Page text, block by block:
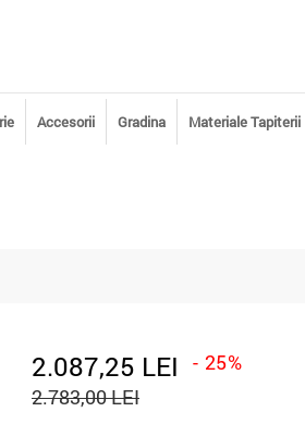
Accesorii Gradina Materiale Tapiterii
2.087,25 LEI
- 25%
2.783,00 LEI